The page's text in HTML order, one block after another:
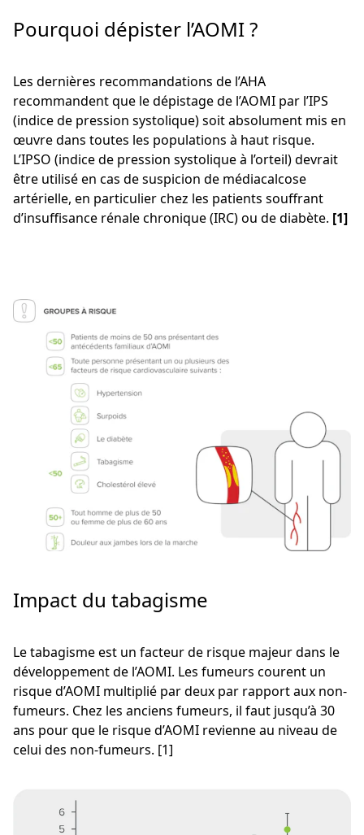
Pourquoi dépister l’AOMI ?
Les dernières recommandations de l’AHA
recommandent que le dépistage de l’AOMI par l’IPS
(indice de pression systolique) soit absolument mis en
œuvre dans toutes les populations à haut risque.
L’IPSO (indice de pression systolique à l’orteil) devrait
être utilisé en cas de suspicion de médiacalcose
artérielle, en particulier chez les patients souffrant
d’insuffisance rénale chronique (IRC) ou de diabète. [1]
Impact du tabagisme
Le tabagisme est un facteur de risque majeur dans le
développement de l’AOMI. Les fumeurs courent un
risque d’AOMI multiplié par deux par rapport aux non-
fumeurs. Chez les anciens fumeurs, il faut jusqu’à 30
ans pour que le risque d’AOMI revienne au niveau de
celui des non-fumeurs. [1]